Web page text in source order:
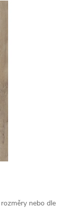
nebo dle